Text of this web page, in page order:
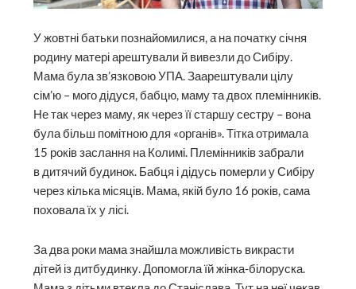
У жовтні батьки познайомилися, а на початку січня
родину матері арештували й вивезли до Сибіру.
Мама була зв’язковою УПА. Заарештували цілу
сім’ю – мого дідуся, бабцю, маму та двох племінників.
Не так через маму, як через її старшу сестру – вона
була більш помітною для «органів». Тітка отримала
15 років заслання на Колимі. Племінників забрали
в дитячий будинок. Бабця і дідусь померли у Сибіру
через кілька місяців. Мама, якій було 16 років, сама
поховала їх у лісі.
За два роки мама знайшла можливість викрасти
дітей із дитбудинку. Допомогла їй жінка-білоруска.